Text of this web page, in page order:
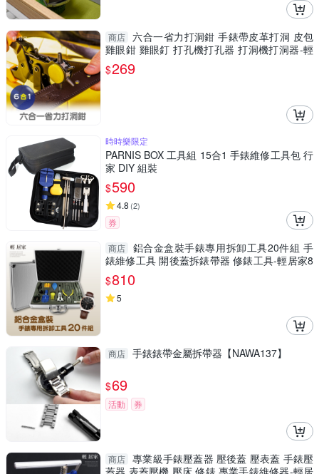
商店 六合一省力打洞鉗 手錶帶皮革打洞 皮包
雞眼鉗 雞眼釘 打孔機打孔器 打洞機打洞器-輕
居家8430
$269
時時樂限定
PARNIS BOX 工具組 15合1 手錶維修工具包 行
家 DIY 組裝
$590
4.8 (2)
券
商店
鋁合金盒裝手錶專用拆卸工具20件組 手
錶維修工具 開後蓋拆錶帶器 修錶工具-輕居家8
331
$810
5
商店 手錶錶帶金屬拆帶器【NAWA137】
$69
活動 券
商店 專業級手錶壓蓋器 壓後蓋 壓表蓋 手錶壓